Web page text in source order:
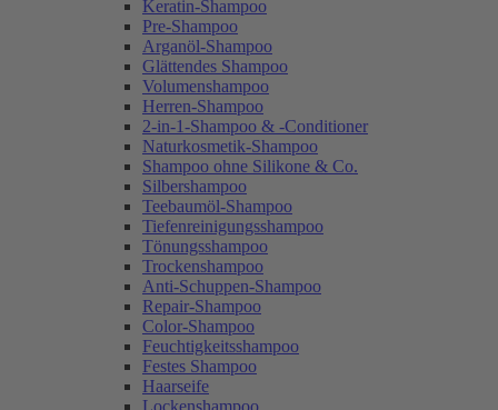
Keratin-Shampoo
Pre-Shampoo
Arganöl-Shampoo
Glättendes Shampoo
Volumenshampoo
Herren-Shampoo
2-in-1-Shampoo & -Conditioner
Naturkosmetik-Shampoo
Shampoo ohne Silikone & Co.
Silbershampoo
Teebaumöl-Shampoo
Tiefenreinigungsshampoo
Tönungsshampoo
Trockenshampoo
Anti-Schuppen-Shampoo
Repair-Shampoo
Color-Shampoo
Feuchtigkeitsshampoo
Festes Shampoo
Haarseife
Lockenshampoo